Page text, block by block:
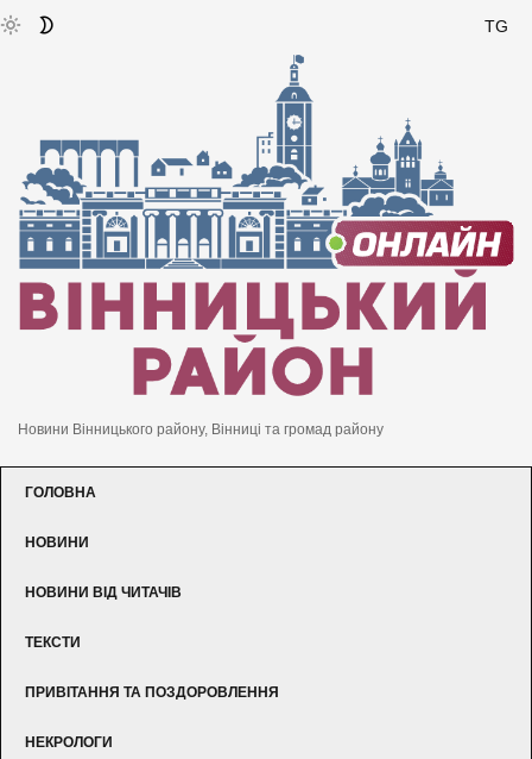
TG
Новини Вінницького району, Вінниці та громад району
ГОЛОВНА
НОВИНИ
НОВИНИ ВІД ЧИТАЧІВ
ТЕКСТИ
ПРИВІТАННЯ ТА ПОЗДОРОВЛЕННЯ
НЕКРОЛОГИ